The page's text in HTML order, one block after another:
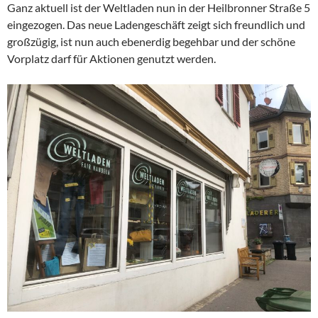
Ganz aktuell ist der Weltladen nun in der Heilbronner Straße 5
eingezogen. Das neue Ladengeschäft zeigt sich freundlich und
großzügig, ist nun auch ebenerdig begehbar und der schöne
Vorplatz darf für Aktionen genutzt werden.